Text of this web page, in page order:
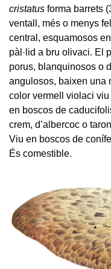
cristatus forma barrets
ventall, més o menys
central, esquamosos
pàl·lid a bru olivaci. El
porus, blanquinosos o
angulosos, baixen una
color vermell violaci
en boscos de
crem, d’albercoc o
Viu en boscos de
És comestible.